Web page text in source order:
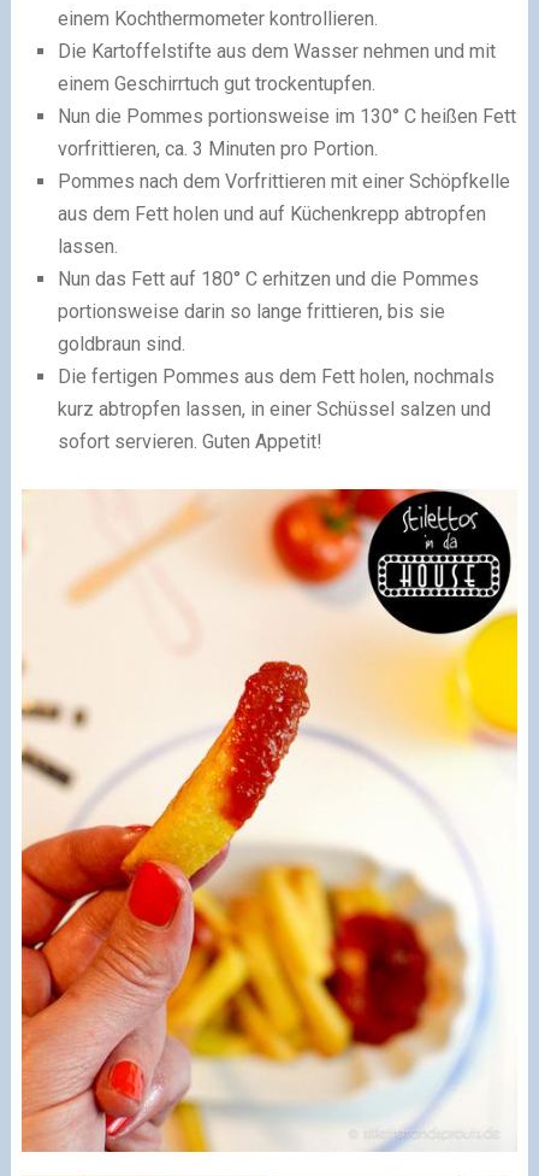
einem Kochthermometer kontrollieren.
Die Kartoffelstifte aus dem Wasser nehmen und mit
einem Geschirrtuch gut trockentupfen.
Nun die Pommes portionsweise im 130° C heißen Fett
vorfrittieren, ca. 3 Minuten pro Portion.
Pommes nach dem Vorfrittieren mit einer Schöpfkelle
aus dem Fett holen und auf Küchenkrepp abtropfen
lassen.
Nun das Fett auf 180° C erhitzen und die Pommes
portionsweise darin so lange frittieren, bis sie
goldbraun sind.
Die fertigen Pommes aus dem Fett holen, nochmals
kurz abtropfen lassen, in einer Schüssel salzen und
sofort servieren. Guten Appetit!